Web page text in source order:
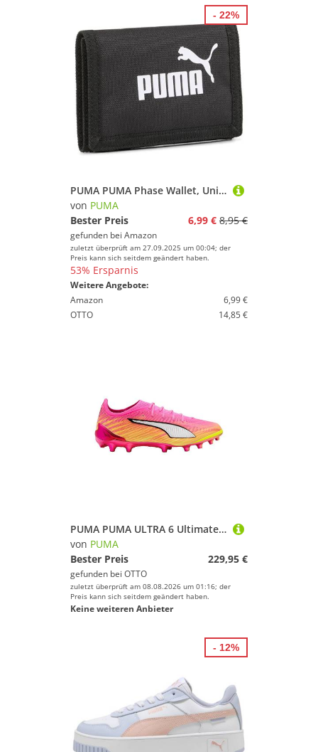
PUMA PUMA Phase Wallet, Unisex-Kinder Geldbörsen, PUMA Black, OSFA - 054757
von PUMA
Bester Preis
6,99 € 8,95 €
gefunden bei Amazon
zuletzt überprüft am 27.09.2025 um 00:04; der
Preis kann sich seitdem geändert haben.
53% Ersparnis
Weitere Angebote:
Amazon
6,99 €
OTTO
14,85 €
- 22%
PUMA PUMA ULTRA 6 Ultimate AG Showtime Fußballschuh
von PUMA
Bester Preis
229,95 €
gefunden bei OTTO
zuletzt überprüft am 08.08.2026 um 01:16; der
Preis kann sich seitdem geändert haben.
Keine weiteren Anbieter
- 12%